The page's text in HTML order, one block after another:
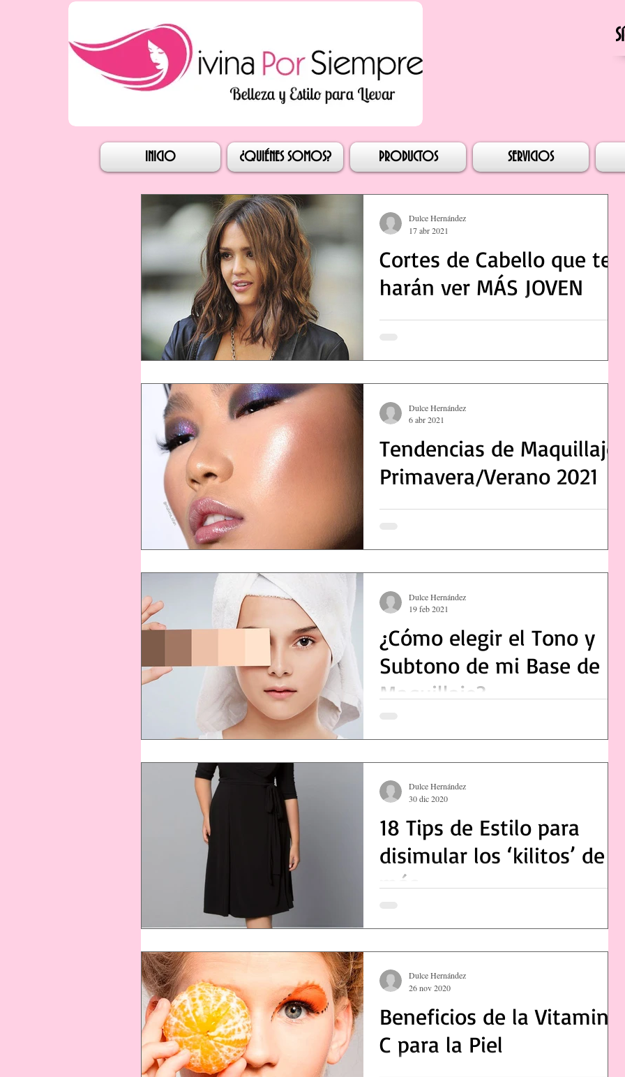
Iniciar sesión
INICIO ¿QUIÉNES SOMOS? PRODUCTOS SERVICIOS
Cortes de Cabello que te
harán ver MÁS JOVEN
Dulce Hernández
17 abr 2021
Tendencias de Maquillaje
Primavera/Verano 2021
Dulce Hernández
6 abr 2021
¿Cómo elegir el Tono y
Subtono de mi Base de
Maquillaje?
Dulce Hernández
19 feb 2021
18 Tips de Estilo para
disimular los ‘kilitos’ de
más
Dulce Hernández
30 dic 2020
Beneficios de la Vitamina
C para la Piel
Dulce Hernández
26 nov 2020